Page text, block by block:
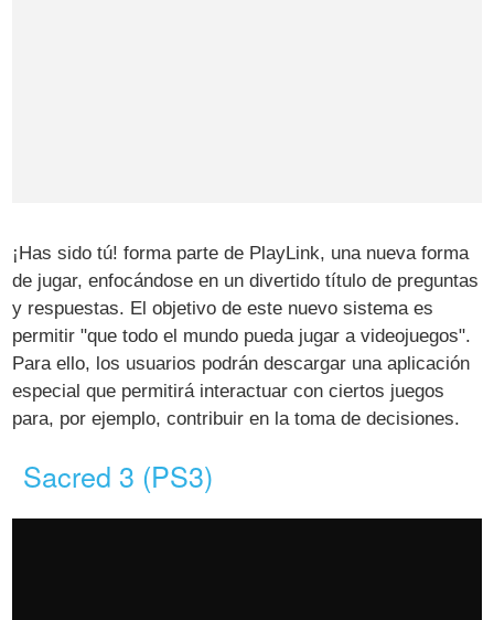
¡Has sido tú! forma parte de PlayLink, una nueva forma
de jugar, enfocándose en un divertido título de preguntas
y respuestas. El objetivo de este nuevo sistema es
permitir "que todo el mundo pueda jugar a videojuegos".
Para ello, los usuarios podrán descargar una aplicación
especial que permitirá interactuar con ciertos juegos
para, por ejemplo, contribuir en la toma de decisiones.
Sacred 3 (PS3)